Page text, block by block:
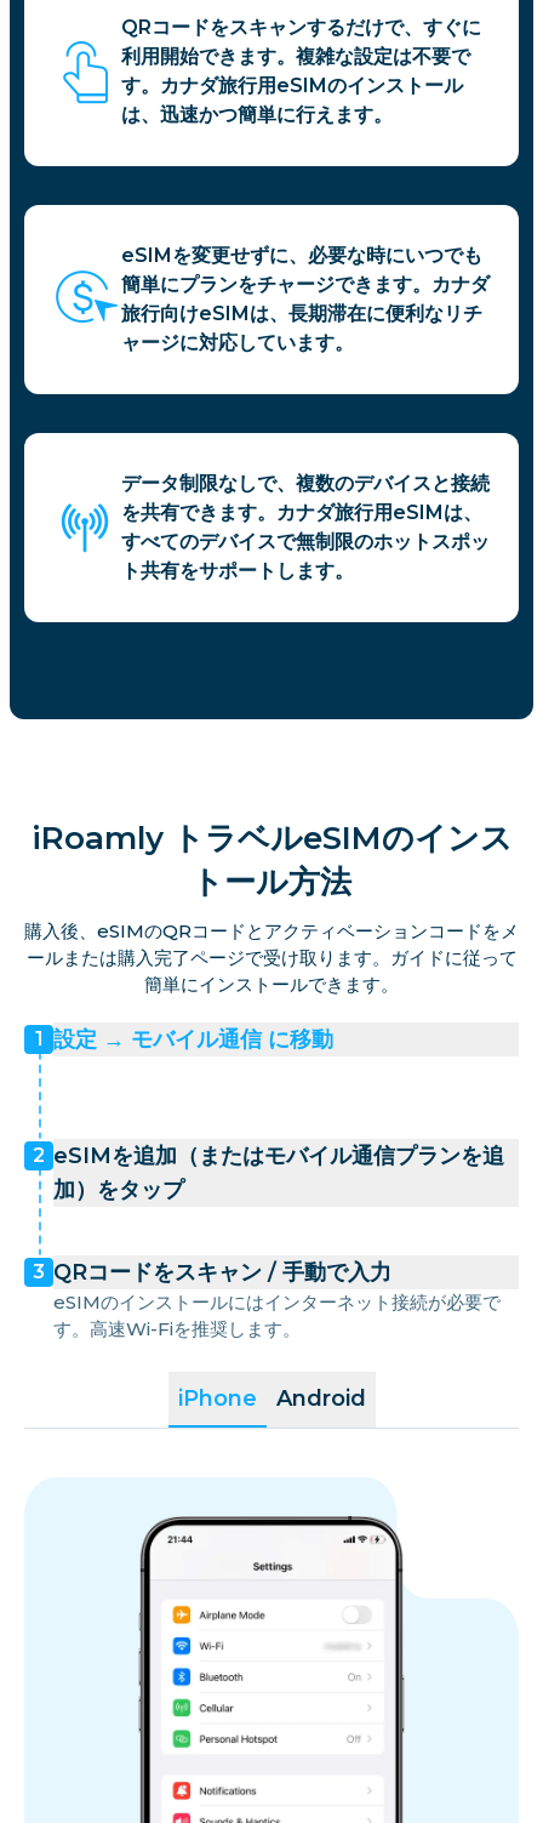
QRコードをスキャンするだけで、すぐに
利用開始できます。複雑な設定は不要で
す。カナダ旅行用eSIMのインストール
は、迅速かつ簡単に行えます。
eSIMを変更せずに、必要な時にいつでも
簡単にプランをチャージできます。カナダ
旅行向けeSIMは、長期滞在に便利なリチ
ャージに対応しています。
データ制限なしで、複数のデバイスと接続
を共有できます。カナダ旅行用eSIMは、
すべてのデバイスで無制限のホットスポッ
ト共有をサポートします。
iRoamly トラベルeSIMのインス
トール方法
購入後、eSIMのQRコードとアクティベーションコードをメ
ールまたは購入完了ページで受け取ります。ガイドに従って
簡単にインストールできます。
iPhone Android
1 設定 → モバイル通信 に移動
2 eSIMを追加（またはモバイル通信プランを追
加）をタップ
3 QRコードをスキャン / 手動で入力
eSIMのインストールにはインターネット接続が必要で
す。高速Wi-Fiを推奨します。